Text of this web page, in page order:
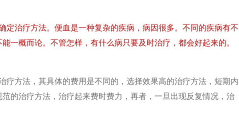
定治疗方法。便血是一种复杂的疾病，病因很多。不同的疾病有不
一概而论。不管怎样，有什么病只要及时治疗，都会好起来的。
疗方法，其具体的费用是不同的，选择效果高的治疗方法，短期内
的治疗方法，治疗起来费时费力，再者，一旦出现反复情况，治